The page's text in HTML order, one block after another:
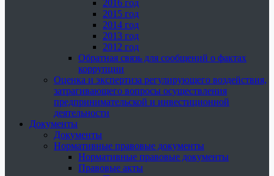
2016 год
2015 год
2014 год
2013 год
2012 год
Обратная связь для сообщений о фактах
коррупции
Оценка и экспертиза регулирующего воздействия,
затрагивающего вопросы осуществления
предпринимательской и инвестиционной
деятельности
Документы
Документы
Нормативные правовые документы
Нормативные правовые документы
Правовые акты